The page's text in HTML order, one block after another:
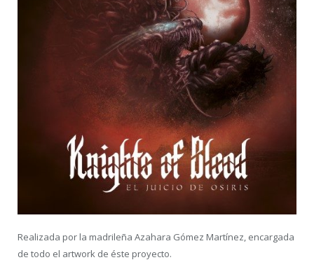
Realizada por la madrileña Azahara Gómez Martínez, encargada
de todo el artwork de éste proyecto.